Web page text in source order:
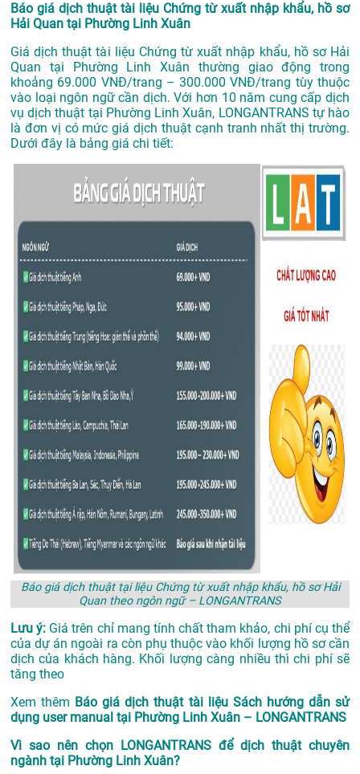
Báo giá dịch thuật tài liệu Chứng từ xuất nhập khẩu, hồ sơ
Hải Quan tại Phường Linh Xuân
Giá dịch thuật tài liệu Chứng từ xuất nhập khẩu, hồ sơ Hải
Quan tại Phường Linh Xuân thường giao động trong
khoảng 69.000 VNĐ/trang – 300.000 VNĐ/trang tùy thuộc
vào loại ngôn ngữ cần dịch. Với hơn 10 năm cung cấp dịch
vụdịch thuật tại Phường Linh Xuân, LONGANTRANS tự hào
là đơn vị có mức giá dịch thuật cạnh tranh nhất thị trường.
Dưới đây là bảng giá chi tiết:
Báo giá dịch thuật tại liệu Chứng từ xuất nhập khẩu, hồ sơ Hải
Quan theo ngôn ngữ – LONGANTRANS
Lưu ý: Giá trên chỉ mang tính chất tham khảo, chi phí cụ thể
của dự án ngoài ra còn phụ thuộc vào khối lượng hồ sơ cần
dịch của khách hàng. Khối lượng càng nhiều thì chi phí sẽ
tăng theo
Xem thêm Báo giá dịch thuật tài liệu Sách hướng dẫn sử
dụng user manual tại Phường Linh Xuân – LONGANTRANS
Vì sao nên chọn LONGANTRANS để dịch thuật chuyên
ngành tại Phường Linh Xuân?